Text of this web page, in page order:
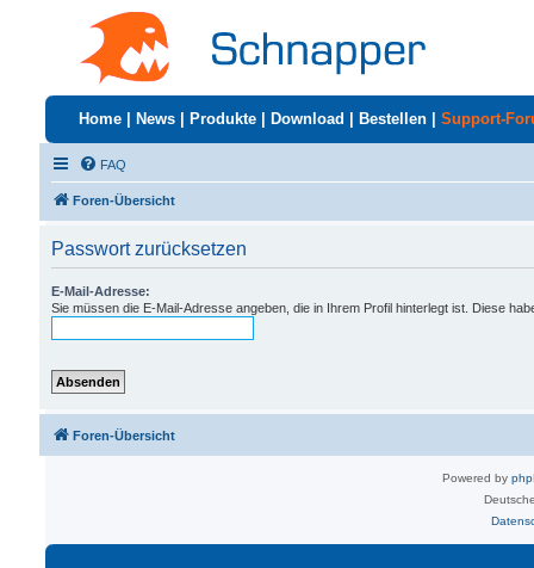
Home News Produkte Download Bestellen Support-
FAQ
Foren-Übersicht
Passwort zurücksetzen
E-Mail-Adresse:
Sie müssen die E-Mail-Adresse angeben, die in Ihrem Profil hinterlegt ist. Diese
Foren-Übersicht
Powered by